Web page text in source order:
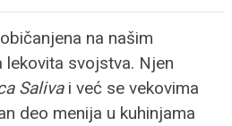
na našim
svojstva. Njen
Salivai već se vekovima
deo menija u kuhinjama